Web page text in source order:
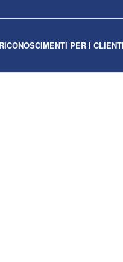
RICONOSCIMENTI PER I CLIENTI